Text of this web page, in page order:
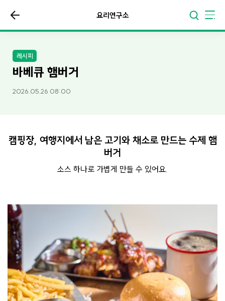
요리연구소
레시피
바베큐 햄버거
2026.05.26 08:00
캠핑장, 여행지에서 남은 고기와 채소로 만드는 수제 햄
버거
소스 하나로 가볍게 만들 수 있어요.